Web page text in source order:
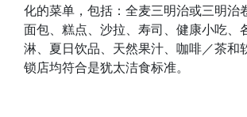
化的菜单，包括：全麦三明治或三明治
面包、糕点、沙拉、寿司、健康小吃、
淋、夏日饮品、天然果汁、咖啡／茶和
锁店均符合是犹太洁食标准。